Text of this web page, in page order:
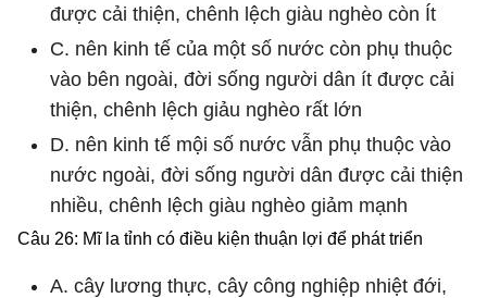
được cải thiện, chênh lệch giàu nghèo còn Ít
C. nên kinh tế của một số nước còn phụ thuộc
vào bên ngoài, đời sống người dân ít được cải
thiện, chênh lệch giảu nghèo rất lớn
D. nên kinh tế mội số nước vẫn phụ thuộc vào
nước ngoài, đời sống người dân được cải thiện
nhiều, chênh lệch giàu nghèo giảm mạnh
Câu 26: Mĩ la tỉnh có điều kiện thuận lợi để phát triển
A. cây lương thực, cây công nghiệp nhiệt đới,